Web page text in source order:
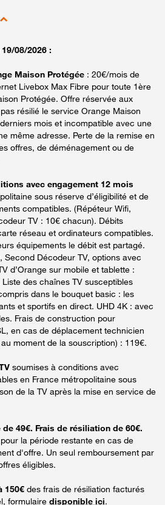
08/2026 :
Maison Protégée : 20€/mois de
Livebox Max Fibre pour toute 1ère
Protégée. Offre réservée aux
résilié le service Orange Maison
mois et incompatible avec une
même adresse. Perte de la remise en
offres, de déménagement ou de
avec engagement 12 mois
sous réserve d’éligibilité et de
compatibles. (Répéteur Wifi,
TV : 10€ chacun). Débits
réseau et ordinateurs compatibles.
équipements le débit est partagé.
Second Décodeur TV, options avec
d’Orange sur mobile et tablette :
des chaînes TV susceptibles
dans le bouquet basic : les
et sportifs en direct. UHD 4K : avec
Frais de construction pour
en cas de déplacement technicien
moment de la souscription) : 119€.
soumises à conditions avec
en France métropolitaine sous
de la TV après la mise en service de
49€. Frais de résiliation de 60€.
la période restante en cas de
d'offre. Un seul remboursement par
éligibles.
150€ des frais de résiliation facturés
formulaire disponible ici.